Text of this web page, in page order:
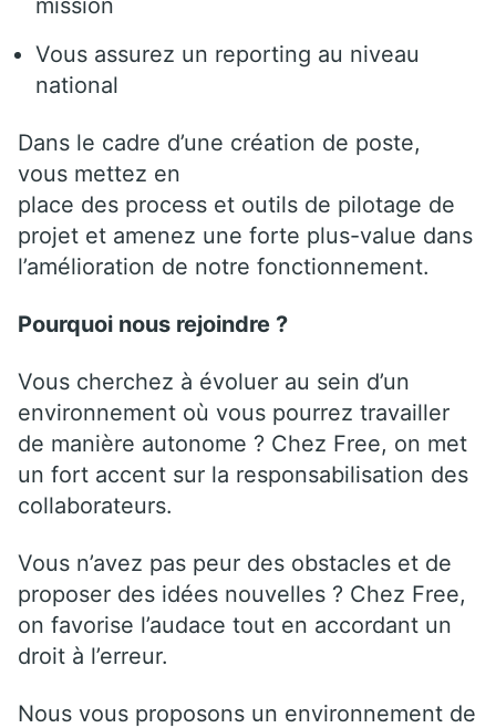
mission
Vous assurez un reporting au niveau
national
Dans le cadre d’une création de poste,
vous mettez en
place des process et outils de pilotage de
projet et amenez une forte plus-value dans
l’amélioration de notre fonctionnement.
Pourquoi nous rejoindre ?
Vous cherchez à évoluer au sein d’un
environnement où vous pourrez travailler
de manière autonome ? Chez Free, on met
un fort accent sur la responsabilisation des
collaborateurs.
Vous n’avez pas peur des obstacles et de
proposer des idées nouvelles ? Chez Free,
on favorise l’audace tout en accordant un
droit à l’erreur.
Nous vous proposons un environnement de